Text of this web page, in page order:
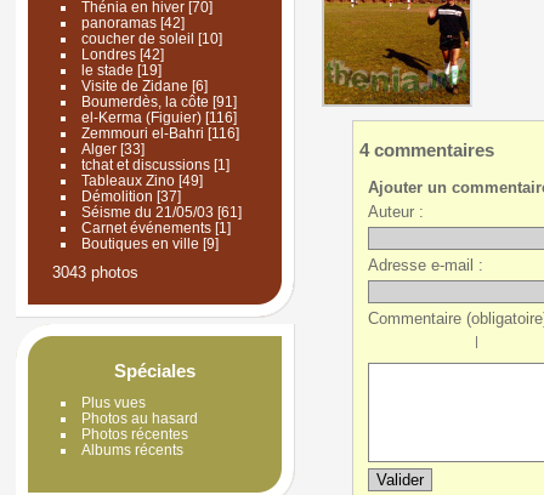
Thénia en hiver[70]
panoramas[42]
coucher de soleil [10]
Londres[42]
le stade [19]
Visite de Zidane [6]
Boumerdès, la côte [91]
el-Kerma (Figuier)[116]
Zemmouri el-Bahri [116]
Alger[33]
tchat et discussions[1]
Tableaux Zino[49]
Démolition [37]
Séisme du 21/05/03 [61]
Carnet événements[1]
Boutiques en ville [9]
3043 photos
Spéciales
Plus vues
Photos au hasard
Photos récentes
Albums récents
4 commentaires
Ajouter un
Auteur :
Adresse e-mail :
Commentaire
|